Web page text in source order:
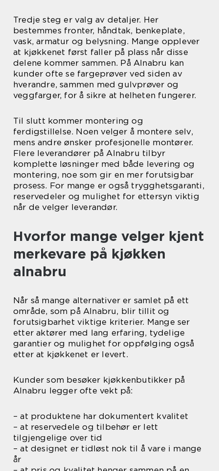
Tredje steg er valg av detaljer. Her
bestemmes fronter, håndtak, benkeplate,
vask, armatur og belysning. Mange opplever
at kjøkkenet først faller på plass når disse
delene kommer sammen. På Alnabru kan
kunder ofte se fargeprøver ved siden av
hverandre, sammen med gulvprøver og
veggfarger, for å sikre at helheten fungerer.
Til slutt kommer montering og
ferdigstillelse. Noen velger å montere selv,
mens andre ønsker profesjonelle montører.
Flere leverandører på Alnabru tilbyr
komplette løsninger med både levering og
montering, noe som gir en mer forutsigbar
prosess. For mange er også trygghetsgaranti,
reservedeler og mulighet for ettersyn viktig
når de velger leverandør.
Hvorfor mange velger kjent
merkevare på kjøkken
alnabru
Når så mange alternativer er samlet på ett
område, som på Alnabru, blir tillit og
forutsigbarhet viktige kriterier. Mange ser
etter aktører med lang erfaring, tydelige
garantier og mulighet for oppfølging også
etter at kjøkkenet er levert.
Kunder som besøker kjøkkenbutikker på
Alnabru legger ofte vekt på:
– at produktene har dokumentert kvalitet
– at reservedele og tilbehør er lett
tilgjengelige over tid
– at designet er tidløst nok til å vare i mange
år